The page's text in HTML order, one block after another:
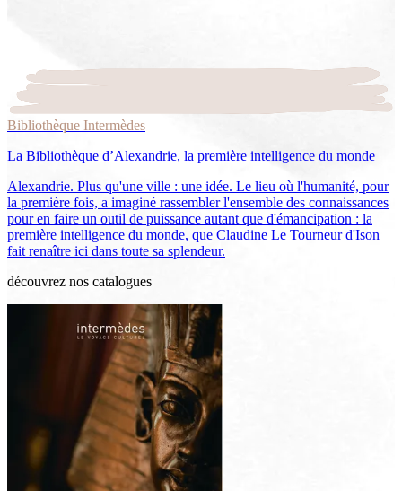
Bibliothèque Intermèdes
La Bibliothèque d’Alexandrie, la première intelligence du monde
Alexandrie. Plus qu'une ville : une idée. Le lieu où l'humanité, pour
la première fois, a imaginé rassembler l'ensemble des connaissances
pour en faire un outil de puissance autant que d'émancipation : la
première intelligence du monde, que Claudine Le Tourneur d'Ison
fait renaître ici dans toute sa splendeur.
découvrez nos catalogues